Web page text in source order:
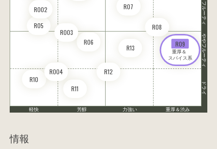
R05
R06
R07
R08
R09
重厚＆
スパイス系
R10
R11
R12
R13
RO02
RO03
RO04
フルーティ
ややフルーティ
ドライ
軽快 芳醇 力強い 重厚＆渋み
情報